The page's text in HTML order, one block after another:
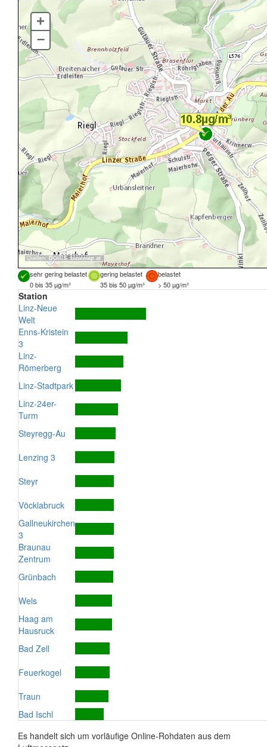
Quellen: DORIS,basemap.at
+
–
sehr gering belastet gering belastet
belastet
0 bis 35 µg/m³
35 bis 50 µg/m³ > 50 µg/m³
Station
Linz-Neue
Welt
Enns-Kristein
3
Linz-
Römerberg
Linz-Stadtpark
Linz-24er-
Turm
Steyregg-Au
Lenzing 3
Steyr
Vöcklabruck
Gallneukirchen
3
Braunau
Zentrum
Grünbach
Wels
Haag am
Hausruck
Bad Zell
Feuerkogel
Traun
Bad Ischl
Es handelt sich um vorläufige Online-Rohdaten aus dem